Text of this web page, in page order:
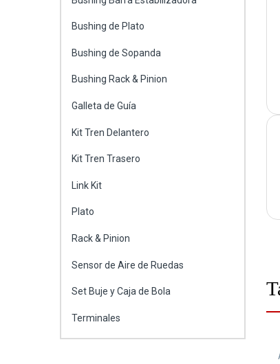
Bushing de Plato
Bushing de Sopanda
Bushing Rack & Pinion
Galleta de Guía
Kit Tren Delantero
Kit Tren Trasero
Link Kit
Plato
Rack & Pinion
Sensor de Aire de Ruedas
Set Buje y Caja de Bola
Terminales